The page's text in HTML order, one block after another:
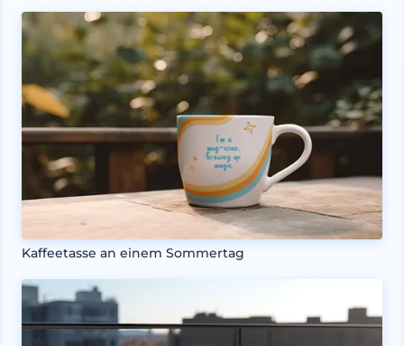
Kaffeetasse an einem Sommertag